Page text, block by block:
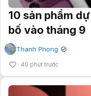
10 sản phẩm
bố vào tháng 9
Thanh Phong ✔
40 phút trước